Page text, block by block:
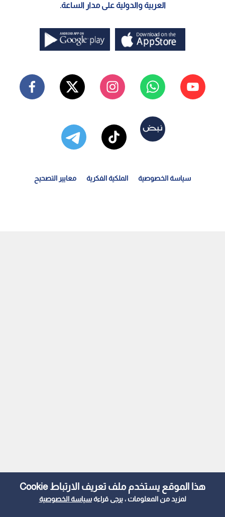
هذا الموقع يستخدم ملف تعريف الارتباط Cookie
لمزيد من المعلومات ، يرجى قراءةسياسة الخصوصية
العربية والدولية على مدار الساعة.
سياسة الخصوصية الملكية الفكرية معايير التصحيح